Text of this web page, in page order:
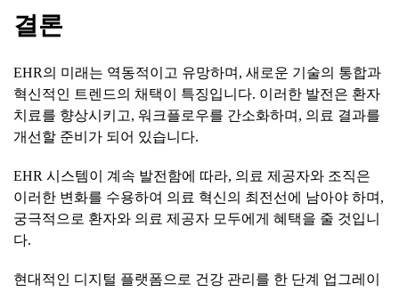
결론
EHR의 미래는 역동적이고 유망하며, 새로운 기술의 통합과
혁신적인 트렌드의 채택이 특징입니다. 이러한 발전은 환자
치료를 향상시키고, 워크플로우를 간소화하며, 의료 결과를
개선할 준비가 되어 있습니다.
EHR 시스템이 계속 발전함에 따라, 의료 제공자와 조직은
이러한 변화를 수용하여 의료 혁신의 최전선에 남아야 하며,
궁극적으로 환자와 의료 제공자 모두에게 혜택을 줄 것입니
다.
현대적인 디지털 플랫폼으로 건강 관리를 한 단계 업그레이